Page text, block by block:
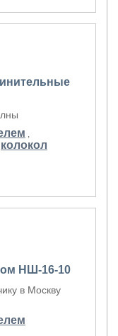
,
колокол
НШ-16-10
в Москву